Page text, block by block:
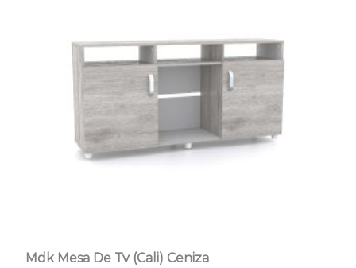
Mdk Mesa De Tv (Cali) Ceniza